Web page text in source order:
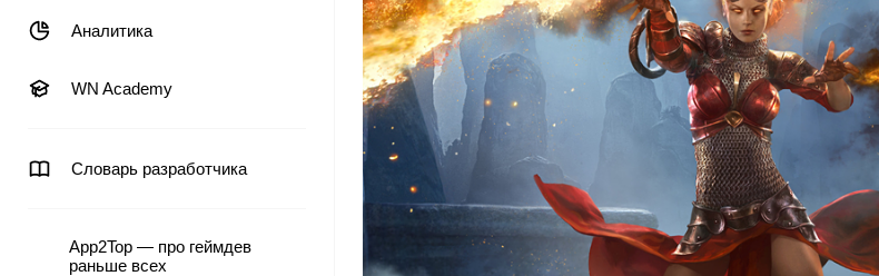
Аналитика
WN Academy
Словарь разработчика
App2Top — про геймдев
раньше всех